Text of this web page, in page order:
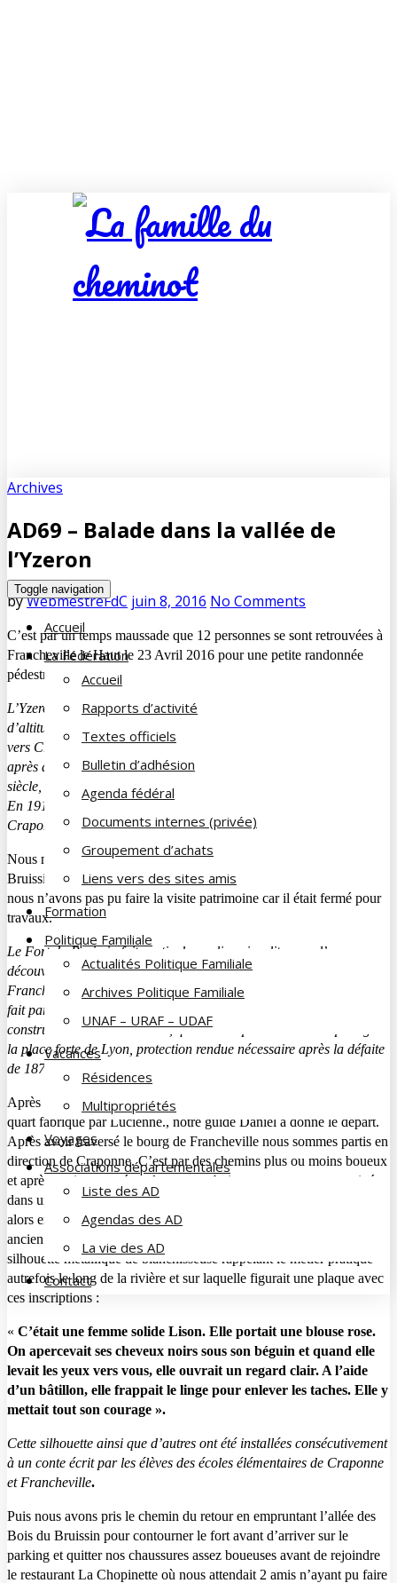
Toggle navigation
Accueil
La Fédération
Accueil
Rapports d’activité
Textes officiels
Bulletin d’adhésion
Agenda fédéral
Documents internes (privée)
Groupement d’achats
Liens vers des sites amis
Formation
Politique Familiale
Actualités Politique Familiale
Archives Politique Familiale
UNAF – URAF – UDAF
Vacances
Résidences
Multipropriétés
Voyages
Associations départementales
Liste des AD
Agendas des AD
La vie des AD
Contact
Archives
AD69 – Balade dans la vallée de
l’Yzeron
byWebmestreFdC juin 8, 2016 No Comments
C’est par un temps maussade que 12 personnes se sont retrouvées à
Francheville le Haut le 23 Avril 2016 pour une petite randonnée
pédestre dans la vallée de l’Yzeron.
L’Yzeron est un cours d’eau qui prend sa source vers 720m
d’altitude. Son parcours est d’abord torrentueux puis il s’assagit
vers Craponne et Francheville. Il rejoint le Rhône au-delà d’Oullins
après avoir parcouru 46 Kilomètres. Son eau a, jusqu’au XX°
siècle, été utilisée pour la blanchisserie, l’irrigation et les moulins.
En 1911 il y avait plus de 250 blanchisseurs sur la commune de
Craponne.
Nous nous étions donné rendez-vous sur le parking du Fort du
Bruissin devenu un lieu patrimonial et culturel. Malheureusement
nous n’avons pas pu faire la visite patrimoine car il était fermé pour
travaux.
Le Fort du Bruissin fait partie de ces lieux insolites que l’on
découvre avec étonnement. Situé sur le point culminant de
Francheville, il se blottit au cœur d’un site boisé de 10 hectares. Il
fait partie d’une couronne de 13 forts détachés et 11 batteries,
construits entre 1876 et 1893, qui avaient pour mission de protéger
la place forte de Lyon, protection rendue nécessaire après la défaite
de 1870
Après avoir dégusté un café ou un thé ainsi qu’un délicieux quatre
quart fabriqué par Lucienne., notre guide Daniel a donné le départ.
Après avoir traversé le bourg de Francheville nous sommes partis en
direction de Craponne. C’est par des chemins plus ou moins boueux
et après avoir traversé quelques sous bois que nous sommes arrivés
dans une magnifique clairière au bord de l’Yzeron. Nous avons
alors emprunté un sentier longeant le cours d’eau, pour arrivé à un
ancien lavoir (Platte) au bord duquel nous avons découvert une
silhouette métallique de blanchisseuse rappelant le métier pratiqué
autrefois le long de la rivière et sur laquelle figurait une plaque avec
ces inscriptions :
« C’était une femme solide Lison. Elle portait une blouse rose.
On apercevait ses cheveux noirs sous son béguin et quand elle
levait les yeux vers vous, elle ouvrait un regard clair. A l’aide
d’un bâtillon, elle frappait le linge pour enlever les taches. Elle y
mettait tout son courage ».
Cette silhouette ainsi que d’autres ont été installées consécutivement
à un conte écrit par les élèves des écoles élémentaires de Craponne
et Francheville.
Puis nous avons pris le chemin du retour en empruntant l’allée des
Bois du Bruissin pour contourner le fort avant d’arriver sur le
parking et quitter nos chaussures assez boueuses avant de rejoindre
le restaurant La Chopinette où nous attendait 2 amis n’ayant pu faire